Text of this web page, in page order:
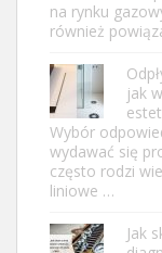
na rynku
również
jak
Wybór
wydawać się
często rodzi
liniowe …
Jak